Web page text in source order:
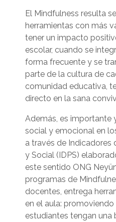
El Mindfulness resulta
herramientas con más
tener un impacto
escolar, cuando se
forma frecuente y se
parte de la cultura de
comunidad educativa,
directo en la sana
Además, es importante
social y emocional en
a través de Indicadores
y Social (IDPS)
este sentido ONG
programas de
docentes, entrega
en el aula:
estudiantes tengan una